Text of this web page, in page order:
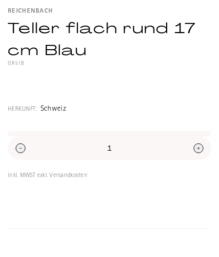
REICHENBACH
Teller flach rund 17
cm Blau
GR51B
Reichenbach aus Thüringen, Deutschland.
Durchmesser: 17cm
HERKUNFT: Schweiz
inkl. MWST exkl. Versandkosten